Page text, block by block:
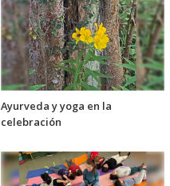
Ayurveda y yoga en la
celebración